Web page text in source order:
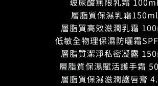
層脂質保濕乳霜150ml
層脂質高效滋潤乳霜
低敏全物理保濕防曬霜
層脂質潔淨私密凝露
層脂質保濕賦活護手霜
層脂質保濕滋潤護唇膏